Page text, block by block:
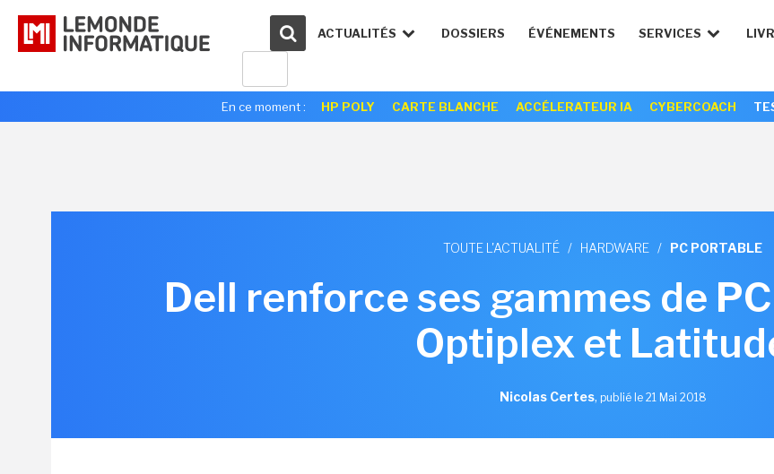
ACTUALITÉS DOSSIERS ÉVÉNEMENTS SERVICES
En ce moment : HP POLY CARTE BLANCHE ACCÉLERATEUR IA CYBERCOACH
TOUTE L'ACTUALITÉ / HARDWARE / PC PORTABLE
Dell renforce ses gammes de
Optiplex et
Nicolas Certes, publié le 21 Mai 2018